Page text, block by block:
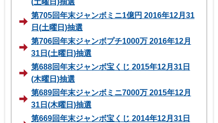
(土曜日)抽選
第705回年末ジャンボミニ1億円 2016年12月31
日(土曜日)抽選
第706回年末ジャンボプチ1000万 2016年12月
31日(土曜日)抽選
第688回年末ジャンボ宝くじ 2015年12月31日
(木曜日)抽選
第689回年末ジャンボミニ7000万 2015年12月
31日(木曜日)抽選
第669回年末ジャンボ宝くじ 2014年12月31日